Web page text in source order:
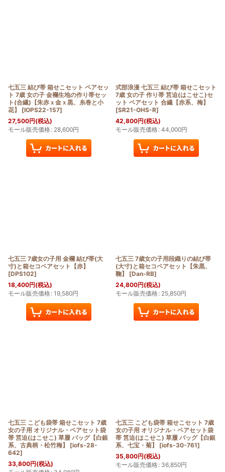
七五三 結び帯 箱せこセット ペアセッ
ト 7歳 女の子 金襴生地の作り帯セッ
ト(合繊)【朱赤ｘ金ｘ黒、糸巻と小
花】
[IOPS22-157]
27,500円(税込)
モール販売価格: 28,600円
式部浪漫 七五三 結び帯 箱せこセット
7歳 女の子 作り帯 筥迫(はこせこ)セ
ット ペアセット 合繊【赤系、梅】
[SR21-OHS-R]
42,800円(税込)
モール販売価格: 44,000円
七五三 7歳女の子用 金襴 結び帯(大
寸)と箱セコペアセット【赤】
[DPS102]
18,400円(税込)
モール販売価格: 19,580円
七五三 7歳女の子用段織りの結び帯
(大寸)と箱セコペアセット【朱黒、
鞠】
[Dan-RB]
24,800円(税込)
モール販売価格: 25,850円
七五三 こども袋帯 箱せこセット 7歳
女の子用 オリジナル・ペアセット袋
帯 筥迫(はこせこ) 草履 バッグ【白銀
系、古典柄・松竹梅】
[iofs-28-
642]
33,800円(税込)
七五三 こども袋帯 箱せこセット 7歳
女の子用 オリジナル・ペアセット袋
帯 筥迫(はこせこ) 草履 バッグ【白銀
系、七宝・菊】
[iofs-30-761]
35,800円(税込)
モール販売価格: 36,850円